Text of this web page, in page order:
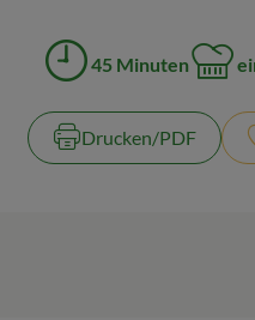
Zubreitungszeit:
45 Minuten
Drucken​/​PDF